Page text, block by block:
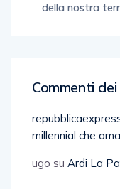
della nostra
Commenti
millennial che
ugo su Ardi La